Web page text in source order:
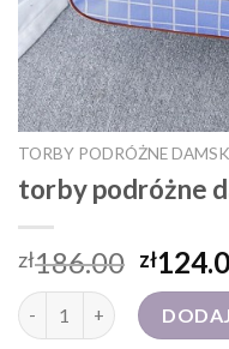
TORBY PODRÓŻNE
torby podróżne
zł186.00 zł
ilość torby podróżne